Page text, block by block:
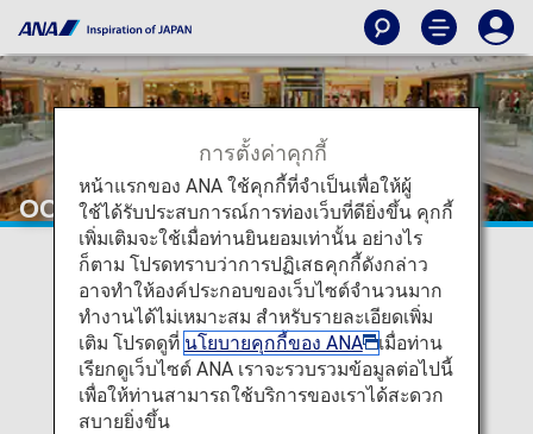
OCS Family Link Service
การตั้งค่าคุกกี้
หน้าแรกของ ANA ใช้คุกกี้ที่จำเป็นเพื่อให้ผู้
ใช้ได้รับประสบการณ์การท่องเว็บที่ดียิ่งขึ้น คุกกี้
เพิ่มเติมจะใช้เมื่อท่านยินยอมเท่านั้น อย่างไร
ก็ตาม โปรดทราบว่าการปฏิเสธคุกกี้ดังกล่าว
อาจทำให้องค์ประกอบของเว็บไซต์จำนวนมาก
ทำงานได้ไม่เหมาะสม สำหรับรายละเอียดเพิ่ม
เติม โปรดดูที่ นโยบายคุกกี้ของ ANA
เมื่อท่าน
เรียกดูเว็บไซต์ ANA เราจะรวบรวมข้อมูลต่อไปนี้
เพื่อให้ท่านสามารถใช้บริการของเราได้สะดวก
สบายยิ่งขึ้น